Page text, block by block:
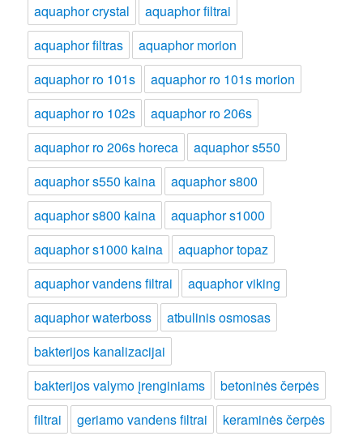
aquaphor crystal
aquaphor filtrai
aquaphor filtras
aquaphor morion
aquaphor ro 101s
aquaphor ro 101s morion
aquaphor ro 102s
aquaphor ro 206s
aquaphor ro 206s horeca
aquaphor s550
aquaphor s550 kaina
aquaphor s800
aquaphor s800 kaina
aquaphor s1000
aquaphor s1000 kaina
aquaphor topaz
aquaphor vandens filtrai
aquaphor viking
aquaphor waterboss
atbulinis osmosas
bakterijos kanalizacijai
bakterijos valymo įrenginiams
betoninės čerpės
filtrai
geriamo vandens filtrai
keraminės čerpės